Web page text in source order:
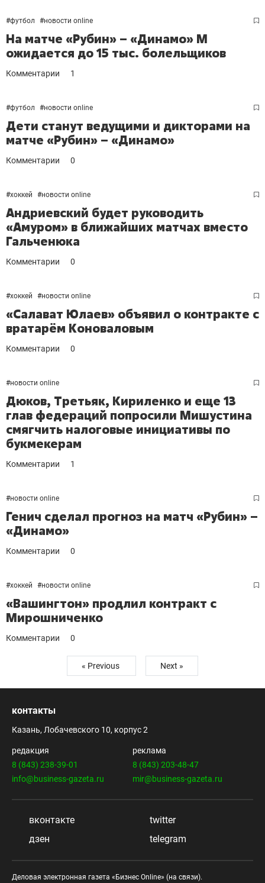
#футбол #новости online
На матче «Рубин» – «Динамо» М
ожидается до 15 тыс. болельщиков
Комментарии 1
#футбол #новости online
Дети станут ведущими и дикторами на
матче «Рубин» – «Динамо»
Комментарии 0
#хоккей #новости online
Андриевский будет руководить
«Амуром» в ближайших матчах вместо
Гальченюка
Комментарии 0
#хоккей #новости online
«Салават Юлаев» объявил о контракте с
вратарём Коноваловым
Комментарии 0
#новости online
Дюков, Третьяк, Кириленко и еще 13
глав федераций попросили Мишустина
смягчить налоговые инициативы по
букмекерам
Комментарии 1
#новости online
Генич сделал прогноз на матч «Рубин» –
«Динамо»
Комментарии 0
#хоккей #новости online
«Вашингтон» продлил контракт с
Мирошниченко
Комментарии 0
« Previous Next »
контакты
Казань, Лобачевского 10, корпус 2
редакция
8 (843) 238-39-01
info@business-gazeta.ru
реклама
8 (843) 203-48-47
mir@business-gazeta.ru
вконтакте
twitter
дзен
telegram
Деловая электронная газета «Бизнес Online» (на связи).